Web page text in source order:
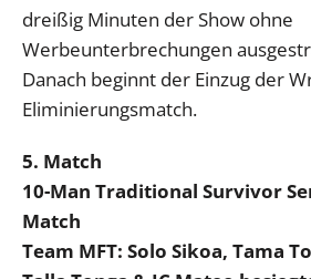
dreißig Minuten der Show ohne
Werbeunterbrechungen
Danach beginnt der Einzug der
Eliminierungsmatch.
5. Match
10-Man Traditional Survivor
Match
Team MFT: Solo Sikoa, Tama